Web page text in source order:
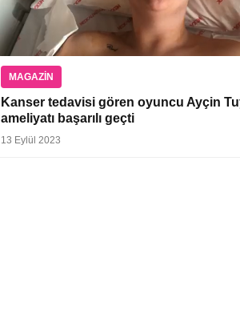
MAGAZIN
Kanser tedavisi gören oyuncu Ayçin
ameliyatı başarılı geçti
13 Eylül 2023